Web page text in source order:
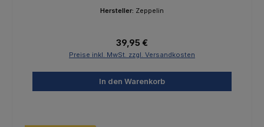
Hersteller: Zeppelin
Regulärer Preis:
39,95 €
Preise inkl. MwSt. zzgl. Versandkosten
In den Warenkorb